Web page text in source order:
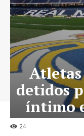
24
detidos
íntimo